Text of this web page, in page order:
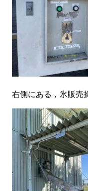
右側にある，氷販売